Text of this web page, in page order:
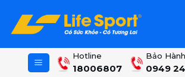
content
Hotline
18006807
Bảo Hành
0949